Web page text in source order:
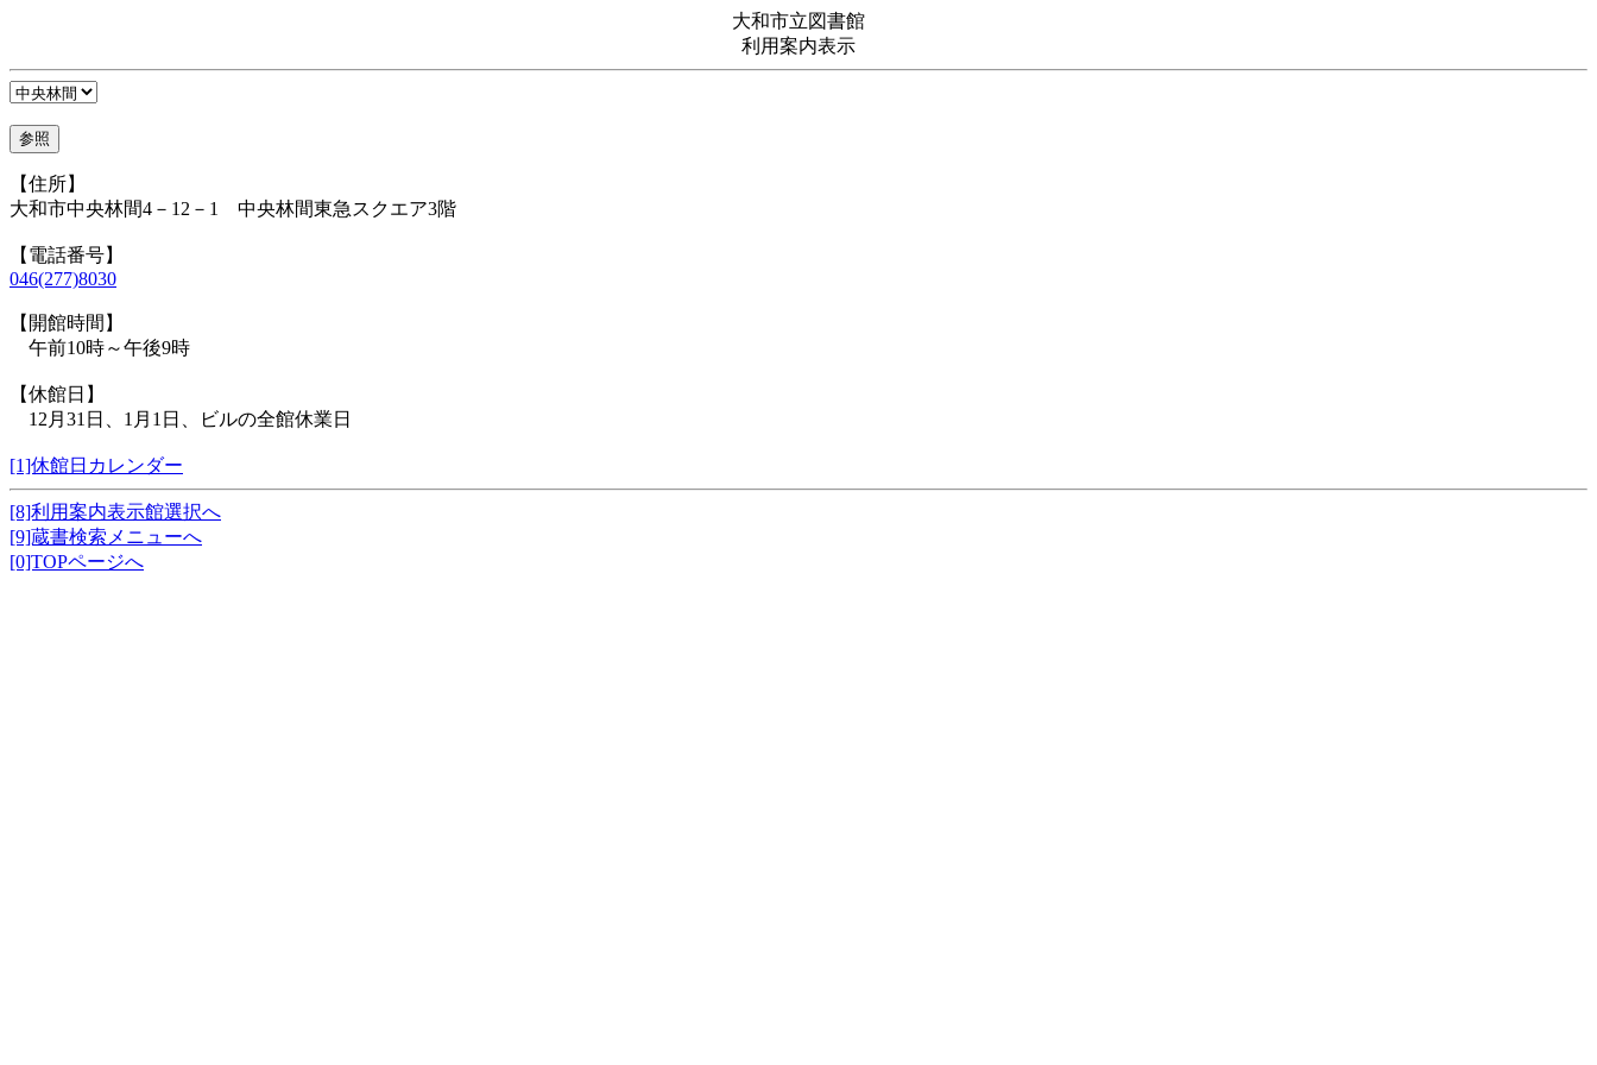
大和市立図書館
利用案内表示
【住所】
大和市中央林間4－12－1 中央林間東急スクエア3階
【電話番号】
046(277)8030
【開館時間】
午前10時～午後9時
【休館日】
12月31日、1月1日、ビルの全館休業日
[1]休館日カレンダー
[8]利用案内表示館選択へ
[9]蔵書検索メニューへ
[0]TOPページへ